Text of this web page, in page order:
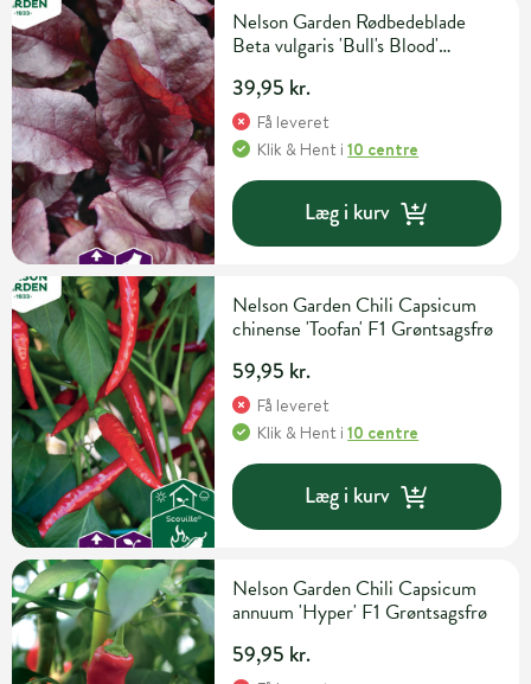
Nelson Garden Rødbedeblade
Beta vulgaris 'Bull's Blood'
39,95 kr.
Få leveret
Klik & Hent i10 centre
Læg i kurv
Nelson Garden Chili Capsicum
chinense 'Toofan' F1 Grøntsagsfrø
59,95 kr.
Få leveret
Klik & Hent i10 centre
Læg i kurv
Nelson Garden Chili Capsicum
annuum 'Hyper' F1 Grøntsagsfrø
59,95 kr.